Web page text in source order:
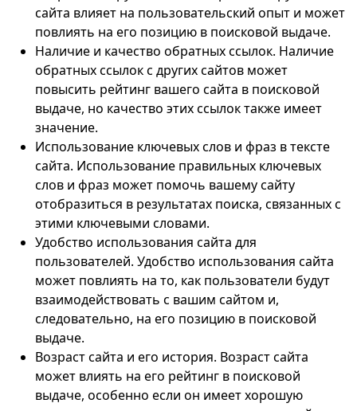
сайта влияет на пользовательский опыт и может
повлиять на его позицию в поисковой выдаче.
Наличие и качество обратных ссылок. Наличие
обратных ссылок с других сайтов может
повысить рейтинг вашего сайта в поисковой
выдаче, но качество этих ссылок также имеет
значение.
Использование ключевых слов и фраз в тексте
сайта. Использование правильных ключевых
слов и фраз может помочь вашему сайту
отобразиться в результатах поиска, связанных с
этими ключевыми словами.
Удобство использования сайта для
пользователей. Удобство использования сайта
может повлиять на то, как пользователи будут
взаимодействовать с вашим сайтом и,
следовательно, на его позицию в поисковой
выдаче.
Возраст сайта и его история. Возраст сайта
может влиять на его рейтинг в поисковой
выдаче, особенно если он имеет хорошую